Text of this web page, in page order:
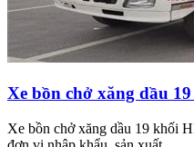
Xe bồn chở xăng dầu
Xe bồn chở xăng dầu 19 khối